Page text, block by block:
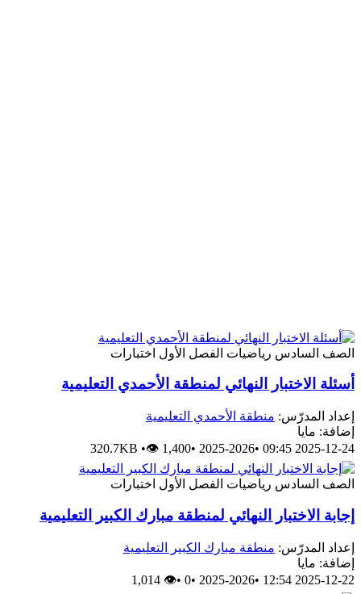
الصف السادس رياضيات الفصل الأول اختبارات
أسئلة الاختبار النهائي لمنطقة الأحمدي التعليمية
إعداد المدرّس: منطقة الأحمدي التعليمية
إضافة: مايا
2025-12-24 09:45
•
2025-2026
•
320.7KB •👁 1,400
الصف السادس رياضيات الفصل الأول اختبارات
إجابة الاختبار النهائي لمنطقة مبارك الكبير التعليمية
إعداد المدرّس: منطقة مبارك الكبير التعليمية
إضافة: مايا
2025-12-22 12:54
•
2025-2026
•
0
•
👁 1,014